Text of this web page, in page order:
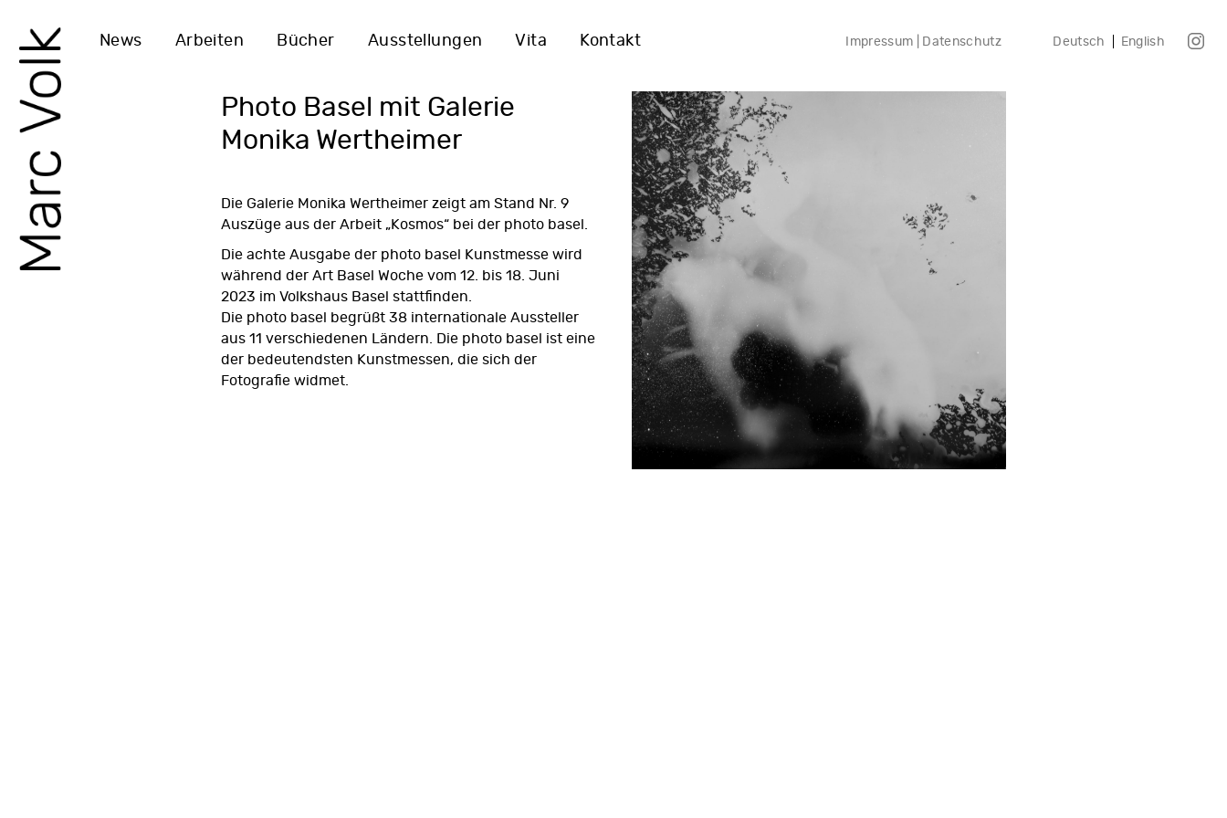
News Arbeiten Bücher Ausstellungen Vita Kontakt Impressum | Datenschutz Deutsch English
Photo Basel mit Galerie
Monika Wertheimer
Die Galerie Monika Wertheimer zeigt am Stand Nr. 9
Auszüge aus der Arbeit „Kosmos“ bei der photo basel.
Die achte Ausgabe der photo basel Kunstmesse wird
während der Art Basel Woche vom 12. bis 18. Juni
2023 im Volkshaus Basel stattfinden.
Die photo basel begrüßt 38 internationale Aussteller
aus 11 verschiedenen Ländern. Die photo basel ist eine
der bedeutendsten Kunstmessen, die sich der
Fotografie widmet.